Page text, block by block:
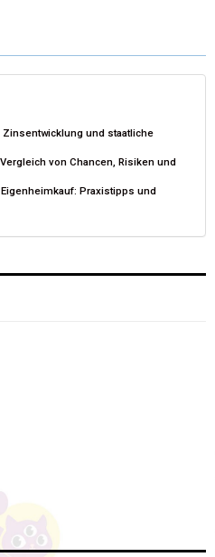
T
S
K
N
I
Zinsentwicklung und staatliche
von Chancen, Risiken und
Praxistipps und